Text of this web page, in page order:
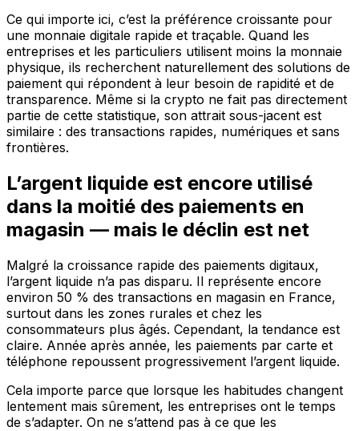
Ce qui importe ici, c’est la préférence croissante pour
une monnaie digitale rapide et traçable. Quand les
entreprises et les particuliers utilisent moins la monnaie
physique, ils recherchent naturellement des solutions de
paiement qui répondent à leur besoin de rapidité et de
transparence. Même si la crypto ne fait pas directement
partie de cette statistique, son attrait sous-jacent est
similaire : des transactions rapides, numériques et sans
frontières.
L’argent liquide est encore utilisé
dans la moitié des paiements en
magasin — mais le déclin est net
Malgré la croissance rapide des paiements digitaux,
l’argent liquide n’a pas disparu. Il représente encore
environ 50 % des transactions en magasin en France,
surtout dans les zones rurales et chez les
consommateurs plus âgés. Cependant, la tendance est
claire. Année après année, les paiements par carte et
téléphone repoussent progressivement l’argent liquide.
Cela importe parce que lorsque les habitudes changent
lentement mais sûrement, les entreprises ont le temps
de s’adapter. On ne s’attend pas à ce que les